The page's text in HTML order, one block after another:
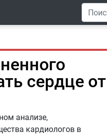
сердце от
анализе,
кардиологов в